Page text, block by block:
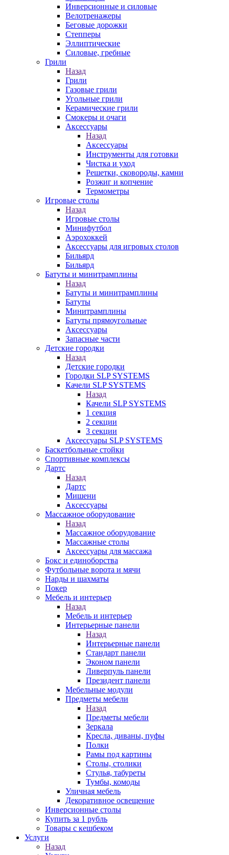
Инверсионные и силовые
Велотренажеры
Беговые дорожки
Степперы
Эллиптические
Силовые, гребные
Грили
Назад
Грили
Газовые грили
Угольные грили
Керамические грили
Смокеры и очаги
Аксессуары
Назад
Аксессуары
Инструменты для готовки
Чистка и уход
Решетки, сковороды, камни
Розжиг и копчение
Термометры
Игровые столы
Назад
Игровые столы
Минифутбол
Аэрохоккей
Аксессуары для игровых столов
Бильяpд
Бильяpд
Батуты и минитрамплины
Назад
Батуты и минитрамплины
Батуты
Минитрамплины
Батуты прямоугольные
Аксессуары
Запасные части
Детские городки
Назад
Детские городки
Городки SLP SYSTEMS
Качели SLP SYSTEMS
Назад
Качели SLP SYSTEMS
1 секция
2 секции
3 секции
Аксессуары SLP SYSTEMS
Баскетбольные стойки
Спортивные комплексы
Дартс
Назад
Дартс
Мишени
Аксессуары
Массажное оборудование
Назад
Массажное оборудование
Массажные столы
Аксессуары для массажа
Бокс и единоборства
Футбольные ворота и мячи
Нарды и шахматы
Покер
Мебель и интерьер
Назад
Мебель и интерьер
Интерьерные панели
Назад
Интерьерные панели
Стандарт панели
Эконом панели
Ливерпуль панели
Президент панели
Мебельные модули
Предметы мебели
Назад
Предметы мебели
Зеркала
Кресла, диваны, пуфы
Полки
Рамы под картины
Столы, столики
Стулья, табуреты
Тумбы, комоды
Уличная мебель
Декоративное освещение
Инверсионные столы
Купить за 1 рубль
Товары с кешбеком
Услуги
Назад